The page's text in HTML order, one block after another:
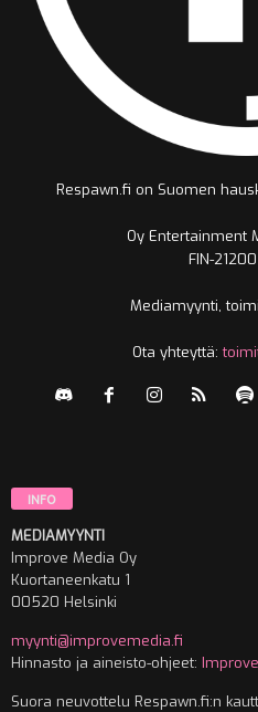
Respawn.fi on Suomen
Oy Entertainment
FIN-21200
Mediamyynti,
Ota yhteyttä:
INFO
MEDIAMYYNTI
Improve Media Oy
Kuortaneenkatu 1
00520 Helsinki
myynti@improvemedia.fi
Hinnasto ja aineisto-ohjeet:
Suora neuvottelu Respawn.fi:n